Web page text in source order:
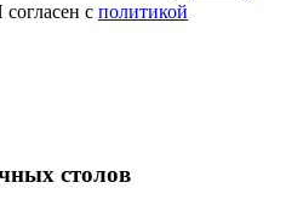
согласен с политикой
столов